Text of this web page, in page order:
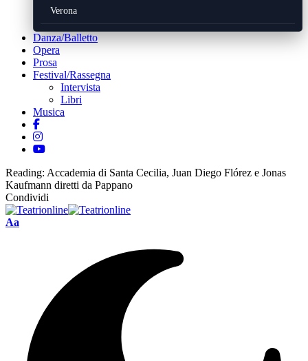
Verona
Danza/Balletto
Opera
Prosa
Festival/Rassegna
Intervista
Libri
Musica
Reading: Accademia di Santa Cecilia, Juan Diego Flórez e Jonas
Kaufmann diretti da Pappano
Condividi
Font
Aa